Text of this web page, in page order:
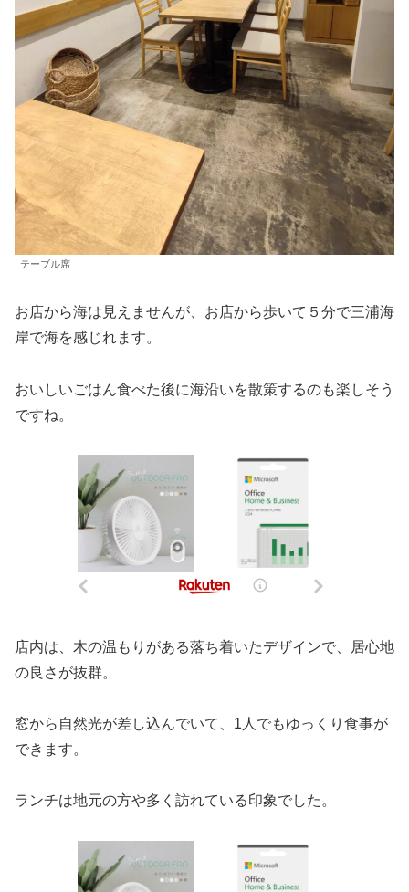
テーブル席
お店から海は見えませんが、お店から歩いて５分で三浦海
岸で海を感じれます。
おいしいごはん食べた後に海沿いを散策するのも楽しそう
ですね。
店内は、木の温もりがある落ち着いたデザインで、居心地
の良さが抜群。
窓から自然光が差し込んでいて、1人でもゆっくり食事が
できます。
ランチは地元の方や多く訪れている印象でした。